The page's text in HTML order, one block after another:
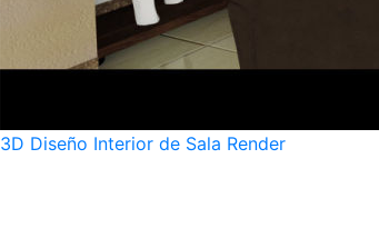
3D Diseño Interior de Sala Render